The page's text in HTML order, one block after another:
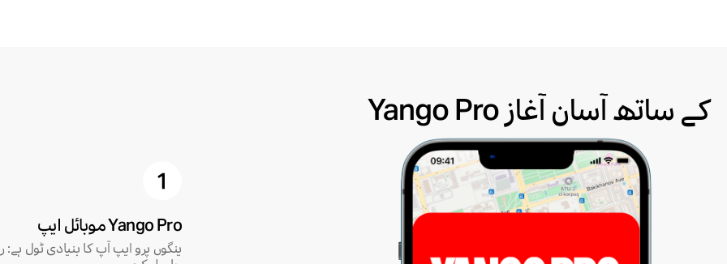
Yango Pro کے ساتھ آسان آغاز
Yango Pro موبائل ایپ
ینگوں پرو ایپ آپ کا بنیادی ٹول